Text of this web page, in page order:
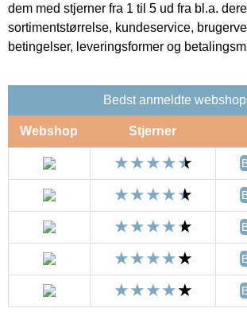
dem med stjerner fra 1 til 5 ud fra bl.a.
sortimentstørrelse, kundeservice,
betingelser, leveringsformer og
Bedst anmeldte
Webshop Stjerner